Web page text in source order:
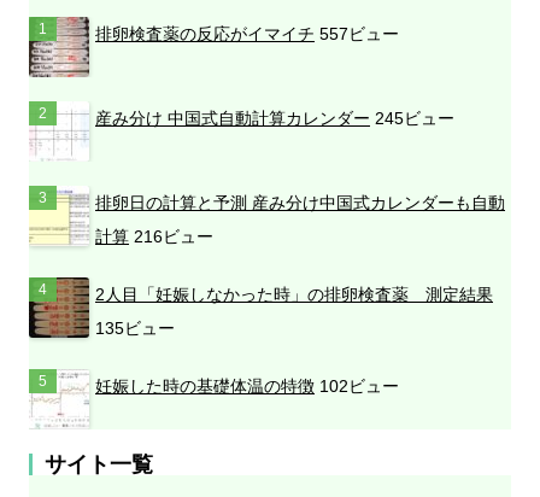
ゲ
ー
ョ
ン
排卵検査薬の反応がイマイチ 557ビュー
産み分け 中国式自動計算カレンダー 245ビュー
排卵日の計算と予測 産み分け中国式カレンダーも自動
計算 216ビュー
2人目「妊娠しなかった時」の排卵検査薬 測定結果
135ビュー
妊娠した時の基礎体温の特徴 102ビュー
サイト一覧